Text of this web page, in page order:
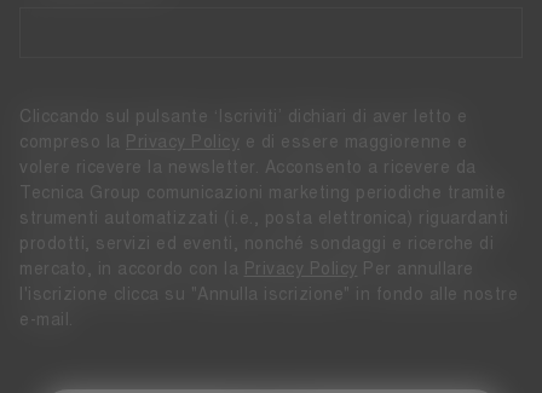
Cliccando sul pulsante ‘Iscriviti’ dichiari di aver letto e
compreso la
Privacy Policy
e di essere maggiorenne e
volere ricevere la newsletter. Acconsento a ricevere da
Tecnica Group comunicazioni marketing periodiche tramite
strumenti automatizzati (i.e., posta elettronica) riguardanti
prodotti, servizi ed eventi, nonché sondaggi e ricerche di
mercato, in accordo con la
Privacy Policy Per annullare
l'iscrizione clicca su "Annulla iscrizione" in fondo alle nostre
e-mail.